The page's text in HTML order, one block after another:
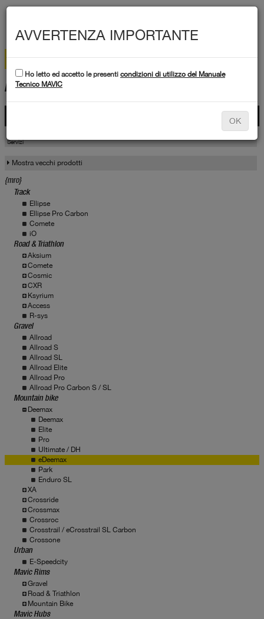
DATI TECNICI
Servizi
Mostra vecchi prodotti
{mro}
Track
Ellipse
Ellipse Pro Carbon
Comete
iO
Road & Triathlon
Aksium
Comete
Cosmic
CXR
Ksyrium
Access
R-sys
Gravel
Allroad
Allroad S
Allroad SL
Allroad Elite
Allroad Pro
Allroad Pro Carbon S / SL
Mountain bike
Deemax
Deemax
Elite
Pro
Ultimate / DH
eDeemax
Park
Enduro SL
XA
Crossride
Crossmax
Crossroc
Crosstrail / eCrosstrail SL Carbon
Crossone
Urban
E-Speedcity
Mavic Rims
Gravel
Road & Triathlon
Mountain Bike
Mavic Hubs
AVVERTENZA IMPORTANTE
Ho letto ed accetto le presenti condizioni di utilizzo del Manuale
Tecnico MAVIC
OK